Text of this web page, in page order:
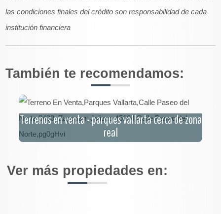
las condiciones finales del crédito son responsabilidad de cada
institución financiera
También te recomendamos:
Terrenos en venta - parques vallarta cerca de zona
real
Ver más propiedades en: